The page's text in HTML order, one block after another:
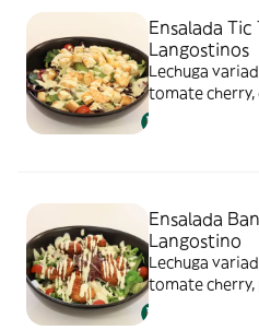
Ensalada Tic
Langostinos
Lechuga
tomate
Ensalada
Langostino
Lechuga
tomate cherry,